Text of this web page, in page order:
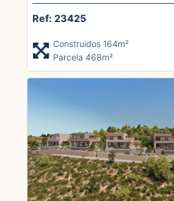
Ref: 23425
Construidos 164m²
Parcela 468m²